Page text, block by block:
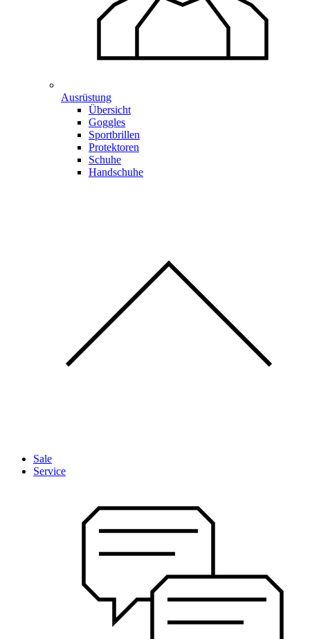
Ausrüstung
Übersicht
Goggles
Sportbrillen
Protektoren
Schuhe
Handschuhe
Sale
Service